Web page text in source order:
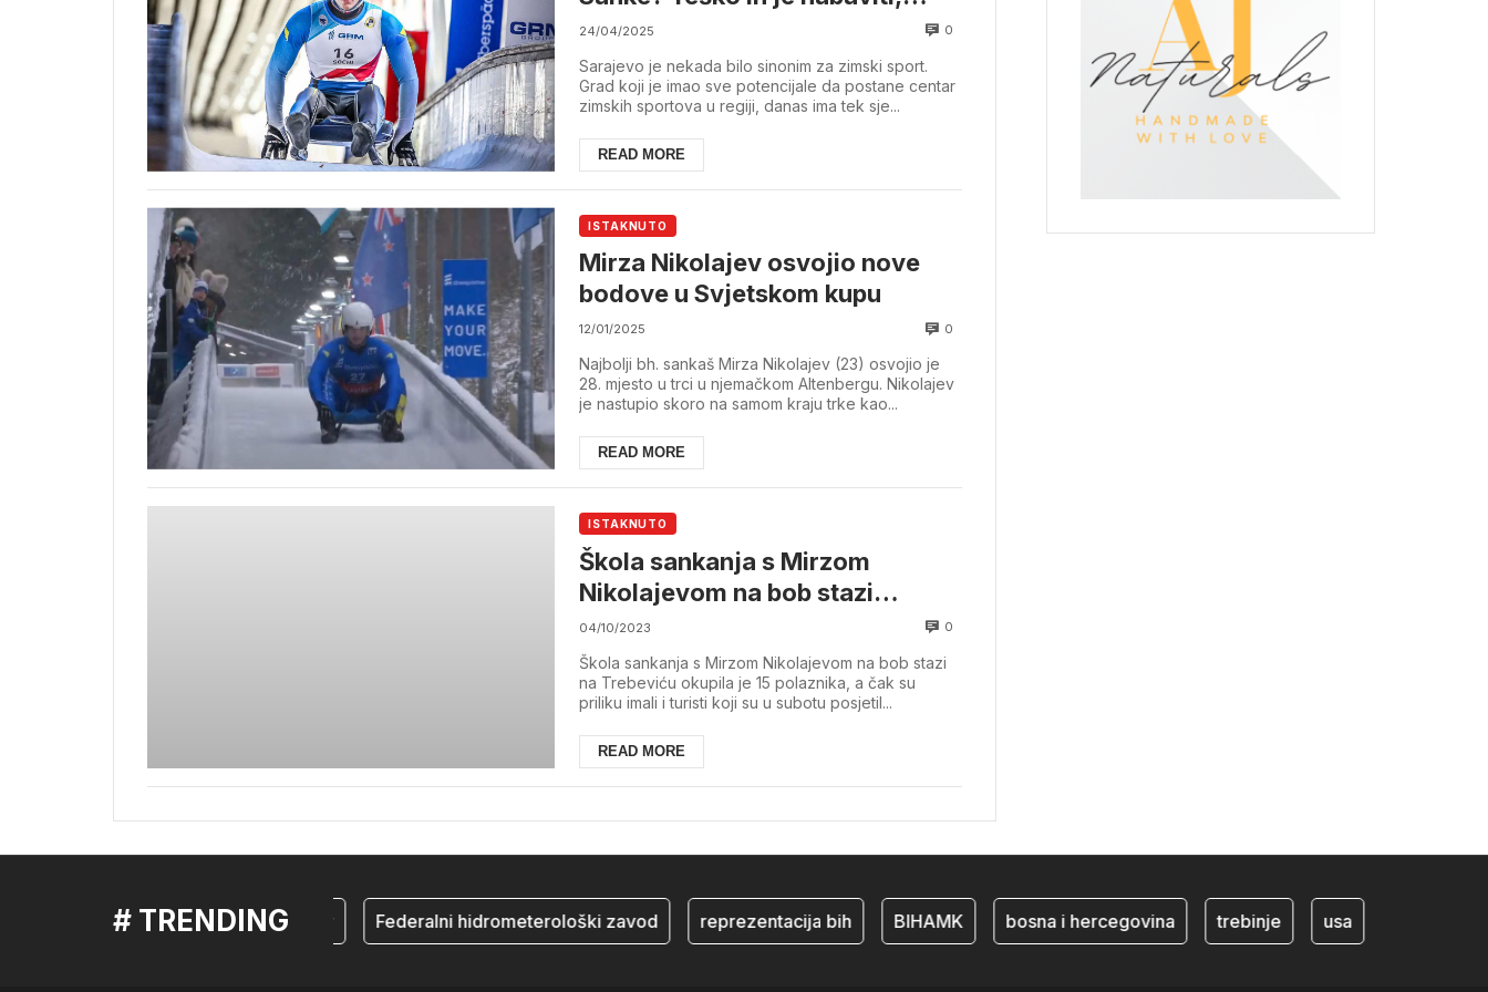
moje su kao – Golf 3
24/04/2025 0
Sarajevo je nekada bilo sinonim za zimski sport.
Grad koji je imao sve potencijale da postane centar
zimskih sportova u regiji, danas ima tek sje...
READ MORE
ISTAKNUTO
Mirza Nikolajev osvojio nove
bodove u Svjetskom kupu
12/01/2025 0
Najbolji bh. sankaš Mirza Nikolajev (23) osvojio je
28. mjesto u trci u njemačkom Altenbergu. Nikolajev
je nastupio skoro na samom kraju trke kao...
READ MORE
ISTAKNUTO
Škola sankanja s Mirzom
Nikolajevom na bob stazi
Trebević
04/10/2023 0
Škola sankanja s Mirzom Nikolajevom na bob stazi
na Trebeviću okupila je 15 polaznika, a čak su
priliku imali i turisti koji su u subotu posjetil...
READ MORE
# TRENDINGmostar Federalni hidrometerološki zavod reprezentacija bih BIHAMK bosna i hercegovina trebinje usa